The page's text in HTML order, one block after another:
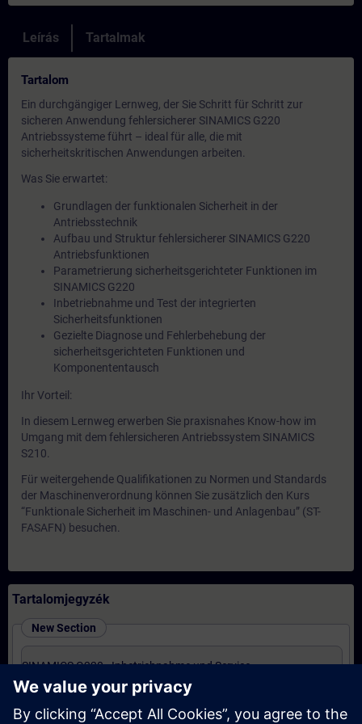
Leírás Tartalmak
Tartalom
Ein durchgängiger Lernweg, der Sie Schritt für Schritt zur
sicheren Anwendung fehlersicherer SINAMICS G220
Antriebssysteme führt – ideal für alle, die mit
sicherheitskritischen Anwendungen arbeiten.
Was Sie erwartet:
Grundlagen der funktionalen Sicherheit in der
Antriebsstechnik
Aufbau und Struktur fehlersicherer SINAMICS G220
Antriebsfunktionen
Parametrierung sicherheitsgerichteter Funktionen im
SINAMICS G220
Inbetriebnahme und Test der integrierten
Sicherheitsfunktionen
Gezielte Diagnose und Fehlerbehebung der
sicherheitsgerichteten Funktionen und
Komponententausch
Ihr Vorteil:
In diesem Lernweg erwerben Sie praxisnahes Know-how im
Umgang mit dem fehlersicheren Antriebssystem SINAMICS
S210.
Für weitergehende Qualifikationen zu Normen und Standards
der Maschinenverordnung können Sie zusätzlich den Kurs
“Funktionale Sicherheit im Maschinen- und Anlagenbau” (ST-
FASAFN) besuchen.
Tartalomjegyzék
New Section
SINAMICS G220 - Inbetriebnahme und Service
(Präsenz-Training)